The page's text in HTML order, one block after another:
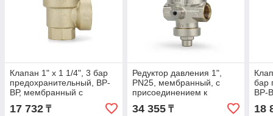
Клапан 1" х 1 1/4", 3 бар
предохранительный, ВР-
ВР, мембранный с
манометром, Varmega
17 732 ₸
Редуктор давления 1",
PN25, мембранный, с
присоединением к
манометру
34 355₸
бар
ВР-
18